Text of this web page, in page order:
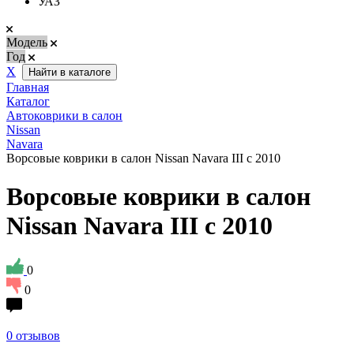
Модель
Год
Х
Найти в каталоге
Главная
Каталог
Автоковрики в салон
Nissan
Navara
Ворсовые коврики в салон Nissan Navara III с 2010
Ворсовые коврики в салон
Nissan Navara III с 2010
0
0
0 отзывов